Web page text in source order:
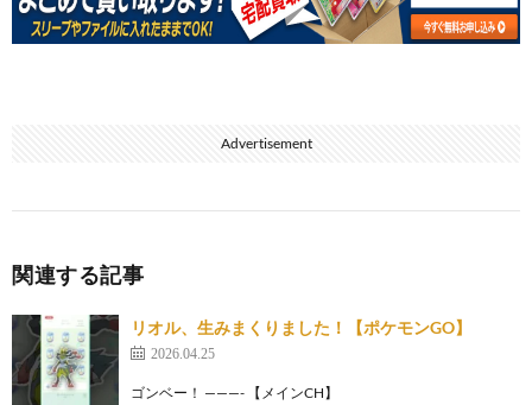
Advertisement
関連する記事
リオル、生みまくりました！【ポケモンGO】
2026.04.25
ゴンベー！ ———- 【メインCH】